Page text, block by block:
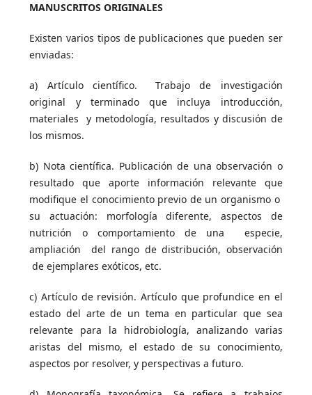
MANUSCRITOS ORIGINALES
Existen varios tipos de publicaciones que pueden ser
enviadas:
a) Artículo científico. Trabajo de investigación
original y terminado que incluya introducción,
materiales y metodología, resultados y discusión de
los mismos.
b) Nota científica. Publicación de una observación o
resultado que aporte información relevante que
modifique el conocimiento previo de un organismo o
su actuación: morfología diferente, aspectos de
nutrición o comportamiento de una especie,
ampliación del rango de distribución, observación
de ejemplares exóticos, etc.
c) Artículo de revisión. Artículo que profundice en el
estado del arte de un tema en particular que sea
relevante para la hidrobiología, analizando varias
aristas del mismo, el estado de su conocimiento,
aspectos por resolver, y perspectivas a futuro.